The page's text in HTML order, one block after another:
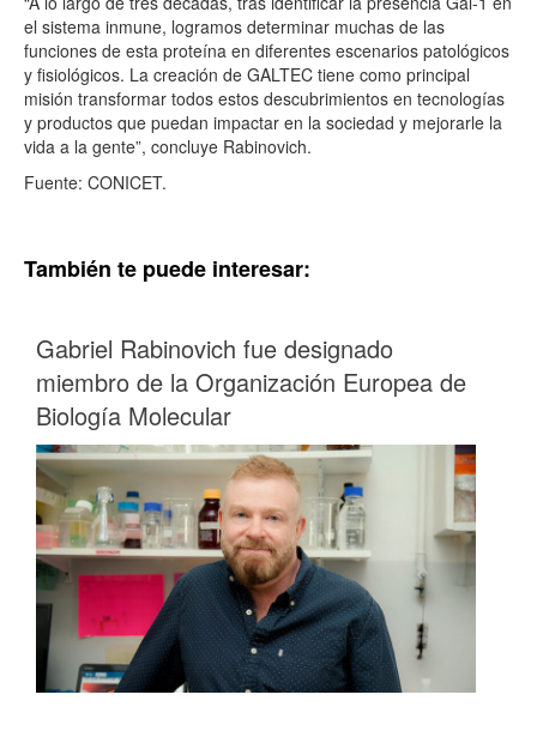
el sistema inmune, logramos determinar muchas de las
funciones de esta proteína en diferentes escenarios patológicos
y fisiológicos. La creación de GALTEC tiene como principal
misión transformar todos estos descubrimientos en tecnologías
y productos que puedan impactar en la sociedad y mejorarle la
vida a la gente”, concluye Rabinovich.
Fuente: CONICET.
También te puede interesar:
Gabriel Rabinovich fue designado
miembro de la Organización Europea de
Biología Molecular